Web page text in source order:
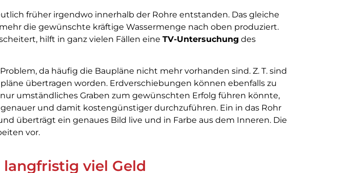
früher irgendwo innerhalb der Rohre entstanden. Das gleiche
die gewünschte kräftige Wassermenge nach oben produziert.
hilft in ganz vielen Fällen eine TV-Untersuchung des
da häufig die Baupläne nicht mehr vorhanden sind. Z. T. sind
übertragen worden. Erdverschiebungen können ebenfalls zu
umständliches Graben zum gewünschten Erfolg führen könnte,
und damit kostengünstiger durchzuführen. Ein in das Rohr
überträgt ein genaues Bild live und in Farbe aus dem Inneren. Die
vor.
viel Geld